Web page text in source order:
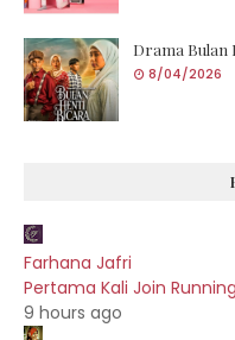
Drama Bulan
8/04/2026
Farhana Jafri
Pertama Kali Join
9 hours ago